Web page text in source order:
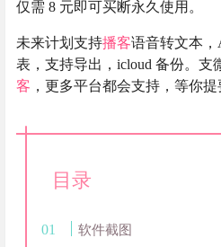
仅需 8 元即可买断永久使用。
未来计划支持播客语音转文本，
表，支持导出，icloud 备份。支
客 ，更多平台都会支持，等你提
目录
软件截图